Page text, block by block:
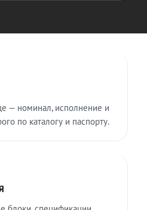
— номинал, исполнение и
по каталогу и паспорту.